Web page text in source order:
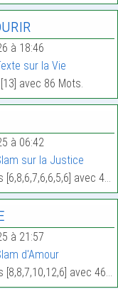
à 18:46
sur la Vie
avec 86 Mots.
à 06:42
sur la Justice
avec 455 Mots.
à 21:57
d'Amour
avec 465 Mots.